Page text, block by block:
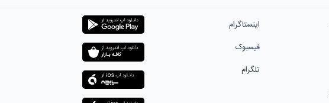
اینستاگرام
فیسبوک
تلگرام